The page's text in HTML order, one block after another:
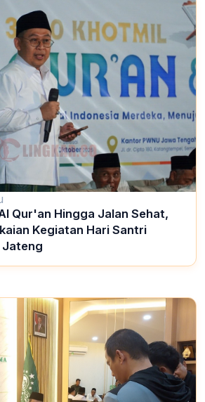
Qur'an Hingga Jalan Sehat,
Kegiatan Hari Santri
Jateng